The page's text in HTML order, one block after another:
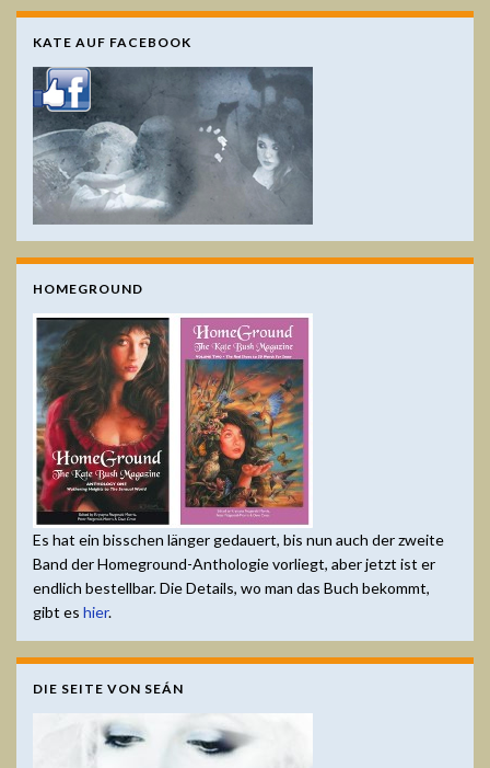
KATE AUF FACEBOOK
HOMEGROUND
Es hat ein bisschen länger gedauert, bis nun auch der zweite
Band der Homeground-Anthologie vorliegt, aber jetzt ist er
endlich bestellbar. Die Details, wo man das Buch bekommt,
gibt es hier.
DIE SEITE VON SEÁN